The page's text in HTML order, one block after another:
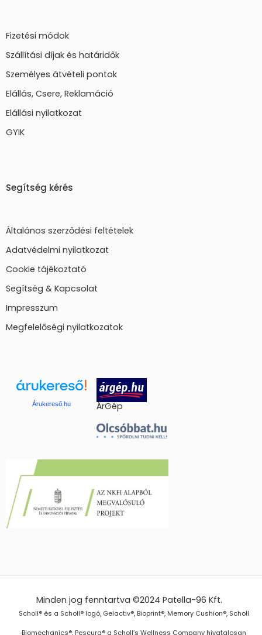
Fizetési módok
Szállítási díjak és határidők
Személyes átvételi pontok
Elállás, Csere, Reklamáció
Elállási nyilatkozat
GYIK
Segítség kérés
Általános szerződési feltételek
Adatvédelmi nyilatkozat
Cookie tájékoztató
Segítség & Kapcsolat
Impresszum
Megfelelőségi nyilatkozatok
Árukereső.hu ÁrGép
Minden jog fenntartva ©2024Patella-96 Kft.
Scholl® és a Scholl® logó, Gelactiv®, Bioprint®, Memory Cushion®, Scholl
Biomechanics®, Pescura® a Scholl’s Wellness Company hivatalosan